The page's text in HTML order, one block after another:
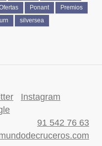
Ponant
Premios
silversea
Instagram
91 542 76 63